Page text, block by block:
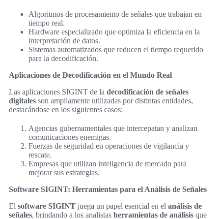
Algoritmos de procesamiento de señales que trabajan en
tiempo real.
Hardware especializado que optimiza la eficiencia en la
interpretación de datos.
Sistemas automatizados que reducen el tiempo requerido
para la decodificación.
Aplicaciones de Decodificación en el Mundo Real
Las aplicaciones SIGINT de la decodificación de señales
digitales son ampliamente utilizadas por distintas entidades,
destacándose en los siguientes casos:
Agencias gubernamentales que intercepatan y analizan
comunicaciones enemigas.
Fuerzas de seguridad en operaciones de vigilancia y
rescate.
Empresas que utilizan inteligencia de mercado para
mejorar sus estrategias.
Software SIGINT: Herramientas para el Análisis de Señales
El software SIGINT juega un papel esencial en el análisis de
señales, brindando a los analistas herramientas de análisis que